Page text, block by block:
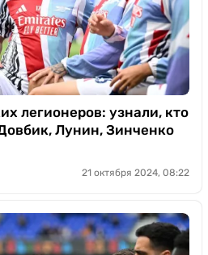
легионеров: узнали, кто
Лунин, Зинченко
21 октября 2024, 08:22